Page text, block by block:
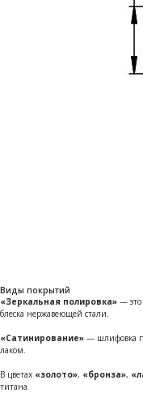
Виды покрытий
«Зеркальная полировка» — это
блеска нержавеющей стали.
«Сатинирование» — шлифовка
лаком.
В цветах «золото», «бронза»,
титана.